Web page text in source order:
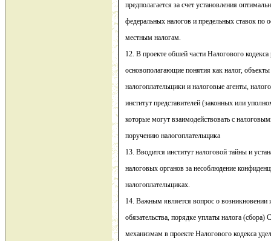
предполагается за счет установления
федеральных налогов и предельных ставок по
местным налогам.
12. В проекте обшей части Налогового
основополагающие понятия как налог,
налогоплательщики и налоговые агенты,
институт представителей (законных или
которые могут взаимодействовать с
поручению налогоплательщика
13. Вводится институт налоговой тайны и
налоговых органов за несоблюдение
налогоплательщиках.
14. Важным является вопрос о возникновении
обязательства, порядке уплаты налога
механизмам в проекте Налогового кодекса